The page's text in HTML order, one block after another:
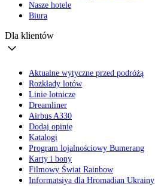
Nasze hotele
Biura
Dla klientów
Aktualne wytyczne przed podróżą
Rozkłady lotów
Linie lotnicze
Dreamliner
Airbus A330
Dodaj opinię
Katalogi
Program lojalnościowy Bumerang
Karty i bony
Filmowy Świat Rainbow
Informatsiya dla Hromadian Ukrainy